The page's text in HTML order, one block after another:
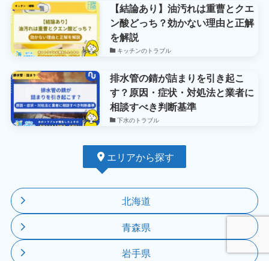
【結論あり】油汚れは重曹とクエ
ン酸どっち？効かない理由と正解
を解説
キッチンのトラブル
排水管の錆が詰まりを引き起こ
す？原因・症状・対処法と業者に
相談すべき判断基準
下水のトラブル
エリアから探す
北海道
青森県
岩手県